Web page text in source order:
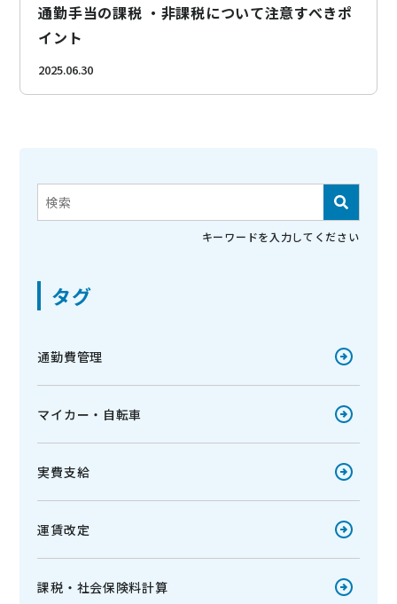
通勤手当の課税 ・非課税について注意すべきポ
イント
2025.06.30
これは、自動候補機能付きの検索フィールドです。
検索フィールドが空なので、候補はありません。
キーワードを入力してください
タグ
通勤費管理
マイカー・自転車
実費支給
運賃改定
課税・社会保険料計算